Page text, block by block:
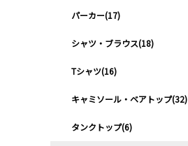
パーカー(17)
シャツ・ブラウス(18)
Tシャツ(16)
キャミソール・ベアトップ(32)
タンクトップ(6)